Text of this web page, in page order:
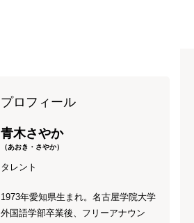
プロフィール
青木さやか
（あおき・さやか）
タレント
1973年愛知県生まれ。名古屋学院大学
外国語学部卒業後、フリーアナウン